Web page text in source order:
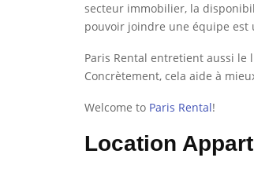
secteur immobilier, la
pouvoir joindre une équipe est
Paris Rental entretient aussi le
Concrètement, cela aide à
Welcome to Paris Rental!
Location